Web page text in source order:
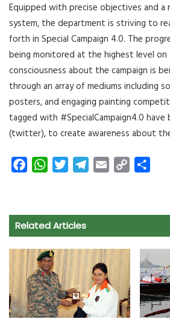
Equipped with precise objectives and
system, the department is striving to
forth in Special Campaign 4.0. The
being monitored at the highest level on
consciousness about the campaign is
through an array of mediums including
posters, and engaging painting
tagged with #SpecialCampaign4.0 have
(twitter), to create awareness about
e
b
o
k
W
t
s
p
p
t
t
r
e
a
m
i
y
r
Related Articles